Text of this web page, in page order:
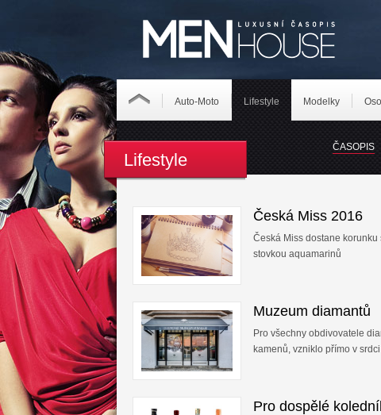
Auto-Moto Lifestyle Modelky
ČASOPIS
Lifestyle
Česká Miss 2016
Česká Miss dostane
stovkou aquamarinů
Muzeum diamantů
Pro všechny obdivovatele
kamenů, vzniklo přímo v
Pro dospělé